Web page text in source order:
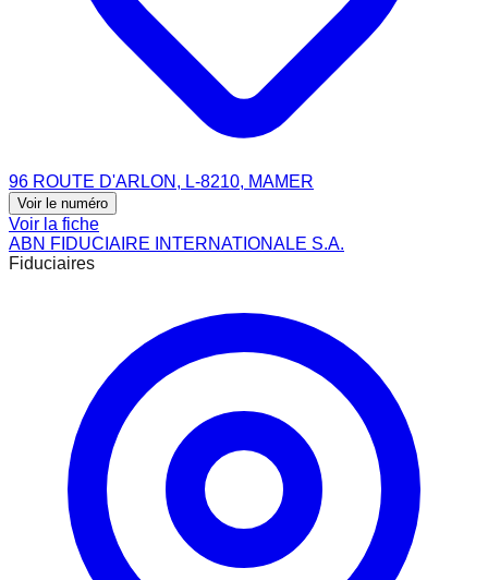
96 ROUTE D'ARLON, L-8210, MAMER
Voir le numéro
Voir la fiche
ABN FIDUCIAIRE INTERNATIONALE S.A.
Fiduciaires